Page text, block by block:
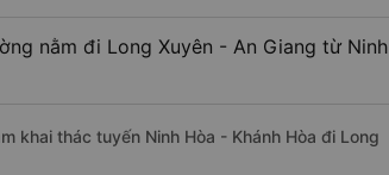
nằm đi Long Xuyên - An Giang từ Ninh
khai thác tuyến Ninh Hòa - Khánh Hòa đi Long